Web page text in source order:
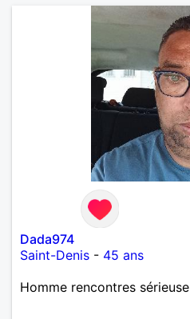
Dada974
Saint-Denis - 45 ans
Homme rencontres sérieuse